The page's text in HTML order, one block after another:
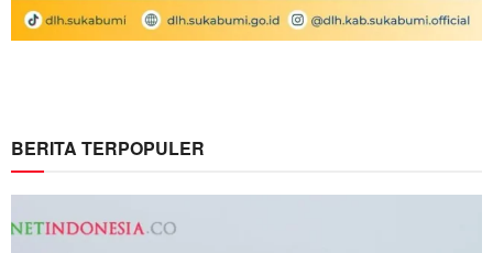
BERITA TERPOPULER